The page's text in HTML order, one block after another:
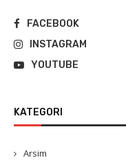
FACEBOOK
INSTAGRAM
YOUTUBE
KATEGORI
Arsim